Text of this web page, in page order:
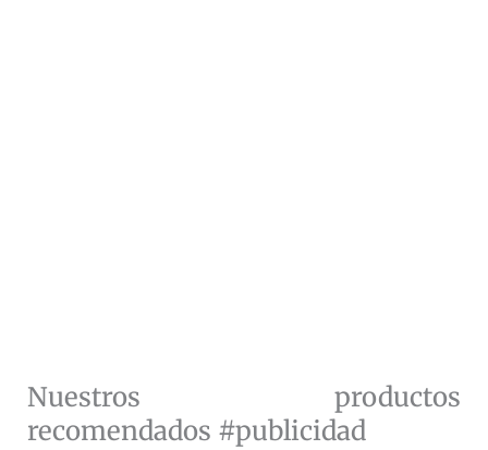
Nuestros productos
recomendados #publicidad